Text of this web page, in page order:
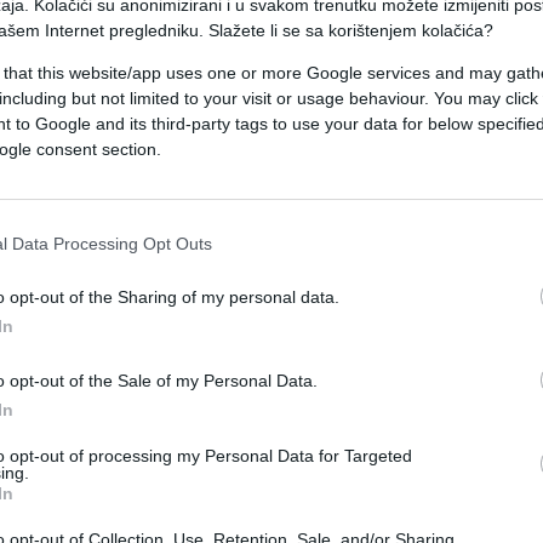
Kolačići su anonimizirani i u svakom trenutku možete izmijeniti
Internet pregledniku. Slažete li se sa korištenjem kolačića?
that this website/app uses one or more Google services and may
but not limited to your visit or usage behaviour. You may
to Google and its third-party tags to use your data for below
consent section.
Data Processing Opt Outs
opt-out of the Sharing of my personal data.
opt-out of the Sale of my Personal Data.
opt-out of processing my Personal Data for Targeted
prema ocjenama analitičara, prate koliko je
bi se uopšte isplatilo ići u “punu eskalaciju”.
tek ako zaključe da je situacija za Iran
dotoka naoružanja i podrške, što je
snagu.
osjetljiv odnos prema tome da li Huti djeluju
Zbog toga, čak i ako krenu u akciju, vjerovatno
na direktnu prijetnju, a ne kao
od 2023. godine, kada su brzo reagovali
Izraelu, sada se pojavljuju kontradiktorne
nesuglasica: tvrđa struja navodno traži brže i
na oprezu. I među pristalicama se osjeća